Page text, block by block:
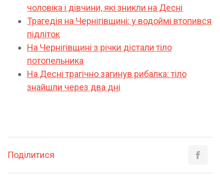
чоловіка і дівчини, які зникли на Десні
Трагедія на Чернігівщині: у водоймі втопився
підліток
На Чернігівщині з річки дістали тіло
потопельника
На Десні трагічно загинув рибалка: тіло
знайшли через два дні
Поділитися